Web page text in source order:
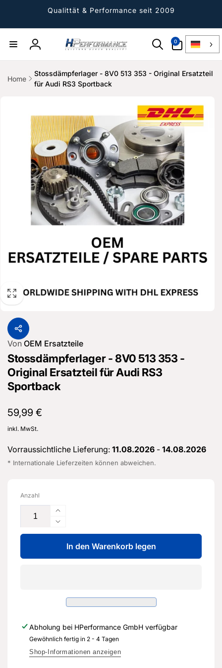
Qualittät & Performance seit 2009
Einloggen
0
Artikel
Home
Stossdämpferlager - 8V0 513 353 - Original Ersatzteil
für Audi RS3 Sportback
Von OEM Ersatzteile
Stossdämpferlager - 8V0 513 353 -
Original Ersatzteil für Audi RS3
Sportback
Normaler
Preis
59,99 €
inkl. MwSt.
Vorraussichtliche Lieferung: 11.08.2026 - 14.08.2026
* Internationale Lieferzeiten können abweichen.
Anzahl
Erhöhe
die
Menge
für
Stossdämpferlager
353
Ersatzteil
für
Audi
Verringere
die
Menge
für
513
353
Original
Ersatzteil
für
In den Warenkorb legen
Abholung bei HPerformance GmbH verfügbar
Gewöhnlich fertig in 2 - 4 Tagen
Shop-Informationen anzeigen